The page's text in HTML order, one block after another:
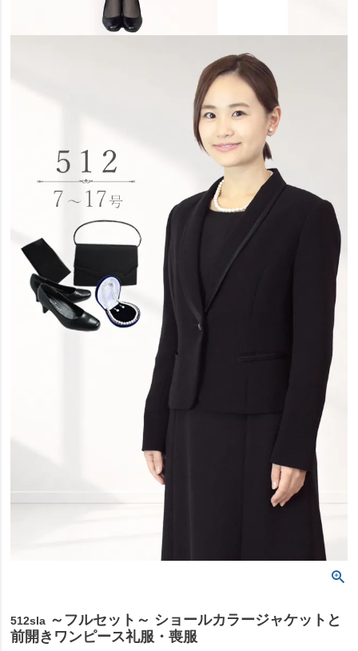
512sla ～フルセット～ ショールカラージャケットと
前開きワンピース礼服・喪服